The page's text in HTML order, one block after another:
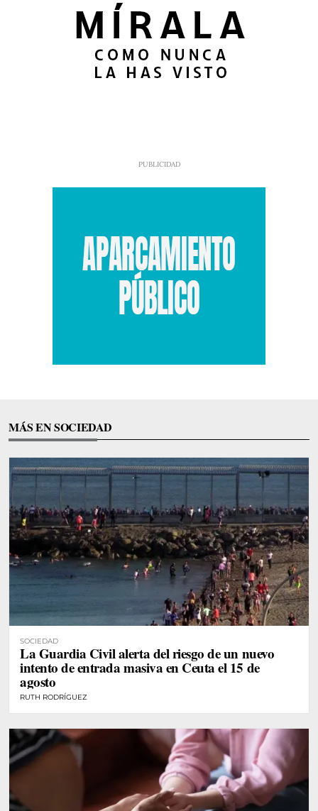
MÁS EN SOCIEDAD
SOCIEDAD
La Guardia Civil alerta del riesgo de un nuevo
intento de entrada masiva en Ceuta el 15 de
agosto
RUTH RODRÍGUEZ